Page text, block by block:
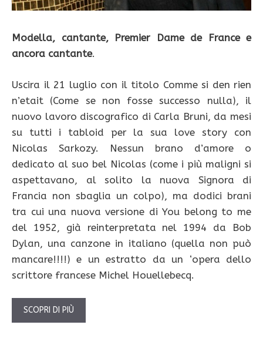
Modella, cantante, Premier Dame de France e
ancora cantante.
Uscira il 21 luglio con il titolo Comme si den rien
n’etait (Come se non fosse successo nulla), il
nuovo lavoro discografico di Carla Bruni, da mesi
su tutti i tabloid per la sua love story con
Nicolas Sarkozy. Nessun brano d’amore o
dedicato al suo bel Nicolas (come i più maligni si
aspettavano, al solito la nuova Signora di
Francia non sbaglia un colpo), ma dodici brani
tra cui una nuova versione di You belong to me
del 1952, già reinterpretata nel 1994 da Bob
Dylan, una canzone in italiano (quella non può
mancare!!!!) e un estratto da un ‘opera dello
scrittore francese Michel Houellebecq.
SCOPRI DI PIÙ